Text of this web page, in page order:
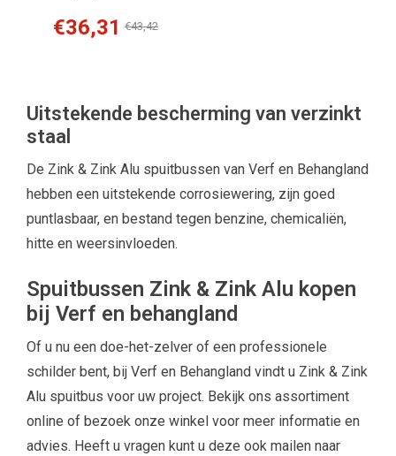
€36,31 €43,42
Uitstekende bescherming van verzinkt
staal
De Zink & Zink Alu spuitbussen van Verf en Behangland
hebben een uitstekende corrosiewering, zijn goed
puntlasbaar, en bestand tegen benzine, chemicaliën,
hitte en weersinvloeden.
Spuitbussen Zink & Zink Alu kopen
bij Verf en behangland
Of u nu een doe-het-zelver of een professionele
schilder bent, bij Verf en Behangland vindt u Zink & Zink
Alu spuitbus voor uw project. Bekijk ons assortiment
online of bezoek onze winkel voor meer informatie en
advies. Heeft u vragen kunt u deze ook mailen naar